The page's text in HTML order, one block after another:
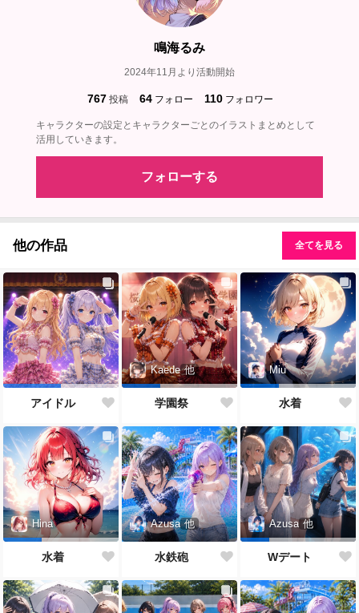
鳴海るみ
2024年11月より活動開始
767 投稿 64 フォロー 110 フォロワー
キャラクターの設定とキャラクターごとのイラストまとめとして
活用していきます。
フォローする
他の作品 全てを見る
アイドル
Kaede 他
学園祭
Miu
水着
Hina
水着
Azusa 他
水鉄砲
Azusa 他
Wデート